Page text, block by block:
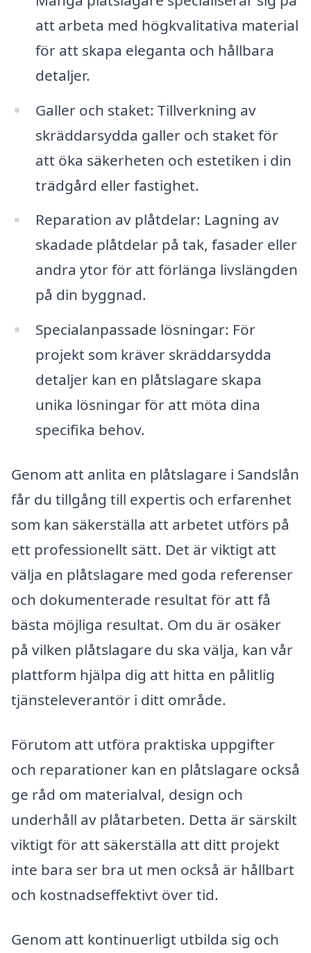
att arbeta med högkvalitativa material
för att skapa eleganta och hållbara
detaljer.
Galler och staket: Tillverkning av
skräddarsydda galler och staket för
att öka säkerheten och estetiken i din
trädgård eller fastighet.
Reparation av plåtdelar: Lagning av
skadade plåtdelar på tak, fasader eller
andra ytor för att förlänga livslängden
på din byggnad.
Specialanpassade lösningar: För
projekt som kräver skräddarsydda
detaljer kan en plåtslagare skapa
unika lösningar för att möta dina
specifika behov.
Genom att anlita en plåtslagare i Sandslån
får du tillgång till expertis och erfarenhet
som kan säkerställa att arbetet utförs på
ett professionellt sätt. Det är viktigt att
välja en plåtslagare med goda referenser
och dokumenterade resultat för att få
bästa möjliga resultat. Om du är osäker
på vilken plåtslagare du ska välja, kan vår
plattform hjälpa dig att hitta en pålitlig
tjänsteleverantör i ditt område.
Förutom att utföra praktiska uppgifter
och reparationer kan en plåtslagare också
ge råd om materialval, design och
underhåll av plåtarbeten. Detta är särskilt
viktigt för att säkerställa att ditt projekt
inte bara ser bra ut men också är hållbart
och kostnadseffektivt över tid.
Genom att kontinuerligt utbilda sig och